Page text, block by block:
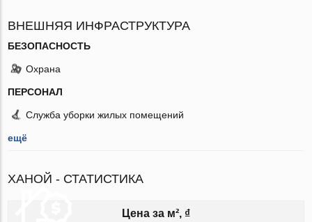
ВНЕШНЯЯ ИНФРАСТРУКТУРА
БЕЗОПАСНОСТЬ
Охрана
ПЕРСОНАЛ
Служба уборки жилых помещений
ещё
ХАНОЙ - СТАТИСТИКА
Цена за м², ₫